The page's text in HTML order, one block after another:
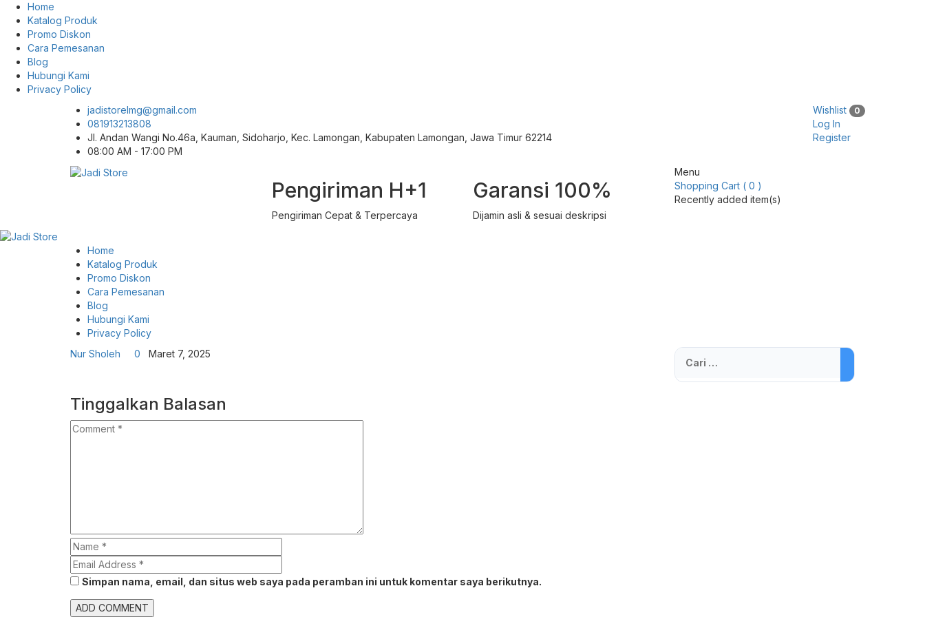
Home
Katalog Produk
Promo Diskon
Cara Pemesanan
Blog
Hubungi Kami
Privacy Policy
jadistorelmg@gmail.com
081913213808
Jl. Andan Wangi No.46a, Kauman, Sidoharjo, Kec. Lamongan, Kabupaten Lamongan, Jawa Timur 62214
08:00 AM - 17:00 PM
Wishlist 0
Log In
Register
Pengiriman H+1
Pengiriman Cepat & Terpercaya
Garansi 100%
Dijamin asli & sesuai deskripsi
Menu
Shopping Cart ( 0 )
Recently added item(s)
Home
Katalog Produk
Promo Diskon
Cara Pemesanan
Blog
Hubungi Kami
Privacy Policy
Nur Sholeh
0 Maret 7, 2025
Tinggalkan Balasan
Simpan nama, email, dan situs web saya pada peramban ini untuk komentar saya berikutnya.
Cari
untuk: